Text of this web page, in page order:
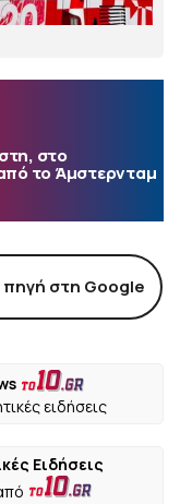
στο
το Άμστερνταμ
στη Google
ειδήσεις
Ειδήσεις